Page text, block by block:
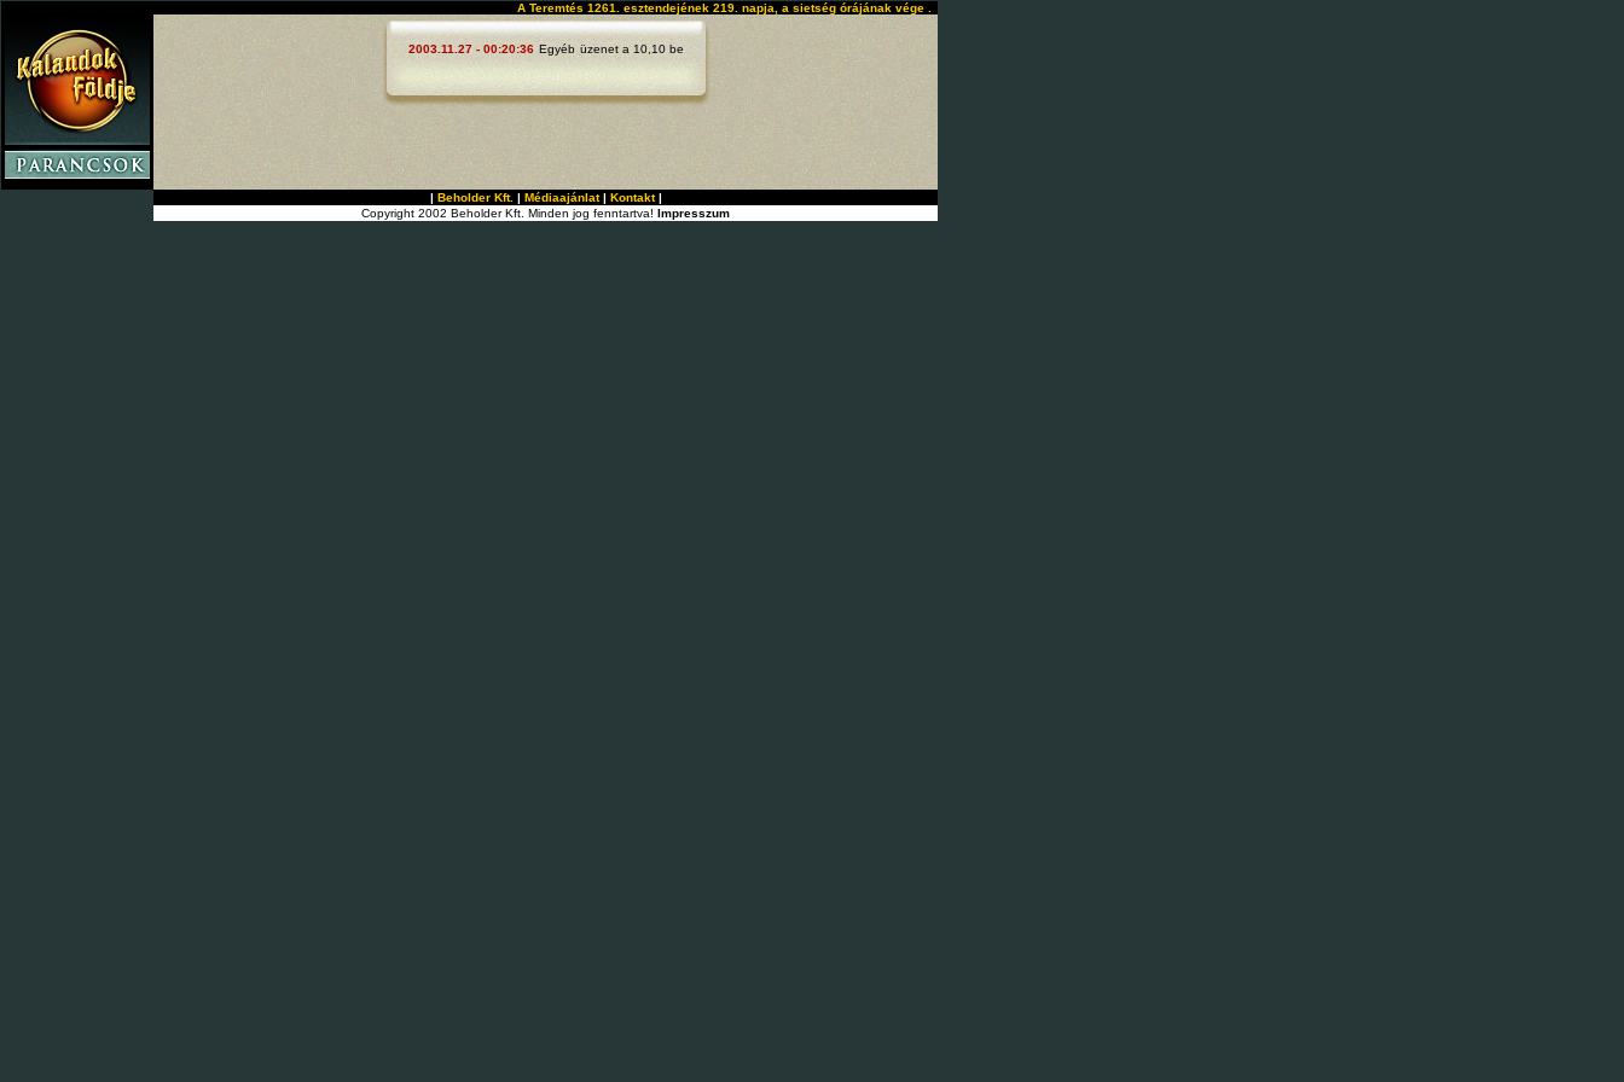
A Teremtés 1261. esztendejének 219. napja, a sietség órájának vége .
2003.11.27 - 00:20:36 Egyéb üzenet a 10,10 be
| Beholder Kft. | Médiaajánlat| Kontakt|
Copyright 2002 Beholder Kft. Minden jog fenntartva! Impresszum